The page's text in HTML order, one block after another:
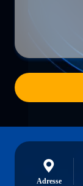
Adresse